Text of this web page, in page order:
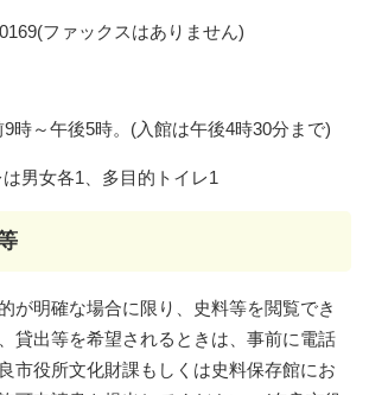
ファックスはありません)
時～午後5時。(入館は午後4時30分まで)
男女各1、多目的トイレ1
が明確な場合に限り、史料等を閲覧でき
貸出等を希望されるときは、事前に電話
市役所文化財課もしくは史料保存館にお